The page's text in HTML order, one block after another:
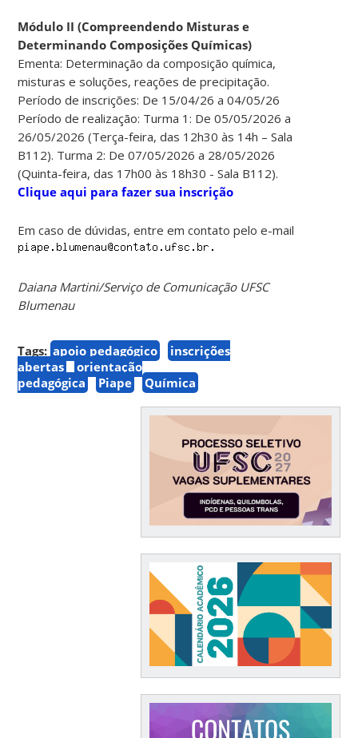
Módulo II (Compreendendo Misturas e
Determinando Composições Químicas)
Ementa: Determinação da composição química,
misturas e soluções, reações de precipitação.
Período de inscrições: De 15/04/26 a 04/05/26
Período de realização: Turma 1: De 05/05/2026 a
26/05/2026 (Terça-feira, das 12h30 às 14h – Sala
B112). Turma 2: De 07/05/2026 a 28/05/2026
(Quinta-feira, das 17h00 às 18h30 - Sala B112).
Clique aqui para fazer sua inscrição
Em caso de dúvidas, entre em contato pelo e-mail
Daiana Martini/Serviço de Comunicação UFSC
Blumenau
Tags: apoio pedagógico
inscrições
abertas
orientação
pedagógica
Piape Química